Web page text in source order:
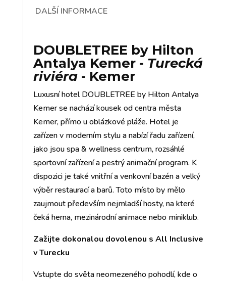
DALŠÍ INFORMACE
DOUBLETREE by Hilton
Antalya Kemer - Turecká
riviéra- Kemer
Luxusní hotel DOUBLETREE by Hilton Antalya
Kemer se nachází kousek od centra města
Kemer, přímo u oblázkové pláže. Hotel je
zařízen v moderním stylu a nabízí řadu zařízení,
jako jsou spa & wellness centrum, rozsáhlé
sportovní zařízení a pestrý animační program. K
dispozici je také vnitřní a venkovní bazén a velký
výběr restaurací a barů. Toto místo by mělo
zaujmout především nejmladší hosty, na které
čeká herna, mezinárodní animace nebo miniklub.
Zažijte dokonalou dovolenou s All Inclusive
v Turecku
Vstupte do světa neomezeného pohodlí, kde o